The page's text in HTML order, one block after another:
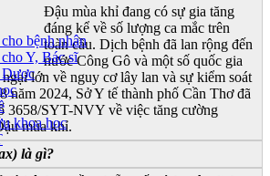
bệnh nhân
Y, Bác sĩ
khoa học
Đậu mùa khỉ đang có sự gia tăng
đáng kể về số lượng ca mắc trên
toàn cầu. Dịch bệnh đã lan rộng đến
nước Công Gô và một số quốc gia
lớn về nguy cơ lây lan và sự kiểm soát
năm 2024, Sở Y tế thành phố Cần Thơ đã
3658/SYT-NVY về việc tăng cường
mùa khỉ.
là gì?